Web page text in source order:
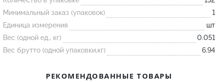
Стержень
Пробка
Подставка
Контакт
Минимальный заказ (упаковок)
1
Единица измерения
шт
Вес (одной ед., кг)
0.051
Вес брутто (одной упаковки,кг)
6.94
РЕКОМЕНДОВАННЫЕ ТОВАРЫ